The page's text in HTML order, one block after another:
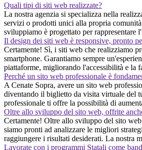
Quali tipi di siti web realizzate?
La nostra agenzia si specializza nella
servizi o prodotti unici alla propria
sviluppiamo è progettato per
Il design dei siti web è responsive, pronto
Certamente! Sì, i siti web che realizziamo
smartphone. Garantiamo sempre
piattaforme, migliorando l'accessibilità e la
Perché un sito web professionale è
A Cenate Sopra, avere un sito web
diventando il biglietto da visita virtuale del
professionale ti offre la possibilità di
Oltre allo sviluppo del sito web, offrite
Certamente! Oltre allo sviluppo del sito
siamo pronti ad analizzare le migliori
raggiungere i risultati desiderati. La nostra
Lavorate con i programmi Statali come